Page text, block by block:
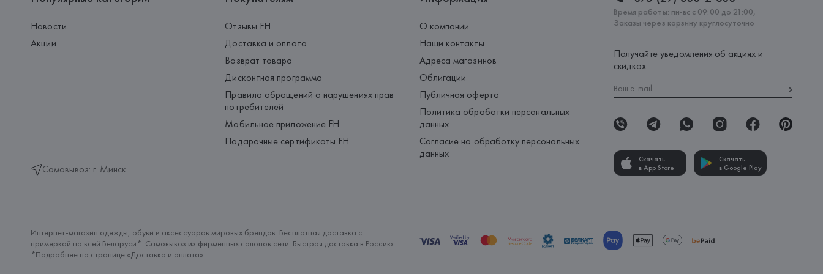
Новости
Акции
Самовывоз: г. Минск
Отзывы FH
Доставка и оплата
Возврат товара
Дисконтная программа
Правила обращений о нарушениях прав
потребителей
Мобильное приложение FH
Подарочные сертификаты FH
О компании
Наши контакты
Адреса магазинов
Облигации
Публичная оферта
Политика обработки персональных
данных
Согласие на обработку персональных
данных
Время работы: пн-вс с 09:00 до 21:00,
Заказы через корзину круглосуточно
Получайте уведомления об акциях и
скидках:
Скачать
в App Store
Скачать
в Google Play
Интернет-магазин одежды, обуви и аксессуаров мировых брендов. Бесплатная доставка с
примеркой по всей Беларуси*. Самовывоз из фирменных салонов сети. Быстрая доставка в Россию.
*Подробнее на странице «Доставка и оплата»